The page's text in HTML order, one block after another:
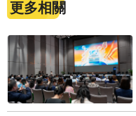
更多相關